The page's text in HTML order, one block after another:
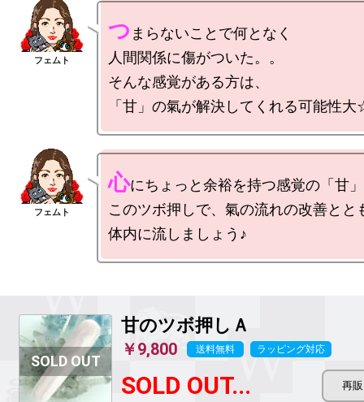
つ まらないことで何となく
人間関係に傷がついた。。
そんな感覚がある方は、
心にちょっと余裕を持つ感覚の「甘
このツボ押しで、氣の流れの改善とと
甘のツボ押しＡ
￥9,800 送料無料 ラッピング対応
SOLD OUT...